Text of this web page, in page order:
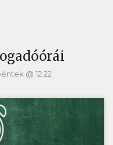
@ 12:22